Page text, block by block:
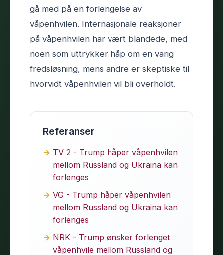
gå med på en forlengelse av
våpenhvilen. Internasjonale reaksjoner
på våpenhvilen har vært blandede, med
noen som uttrykker håp om en varig
fredsløsning, mens andre er skeptiske til
hvorvidt våpenhvilen vil bli overholdt.
Referanser
TV 2 - Trump håper våpenhvilen
mellom Russland og Ukraina kan
forlenges
VG - Trump håper våpenhvilen
mellom Russland og Ukraina kan
forlenges
NRK - Trump ønsker forlenget
våpenhvile mellom Russland og